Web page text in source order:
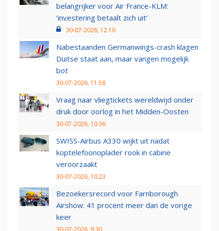
belangrijker voor Air France-KLM:
‘investering betaalt zich uit’
30-07-2026, 12:10
Nabestaanden Germanwings-crash klagen
Duitse staat aan, maar vangen mogelijk
bot
30-07-2026, 11:58
Vraag naar vliegtickets wereldwijd onder
druk door oorlog in het Midden-Oosten
30-07-2026, 10:36
SWISS-Airbus A330 wijkt uit nadat
koptelefoonoplader rook in cabine
veroorzaakt
30-07-2026, 10:23
Bezoekersrecord voor Farnborough
Airshow: 41 procent meer dan de vorige
keer
30-07-2026, 9:30